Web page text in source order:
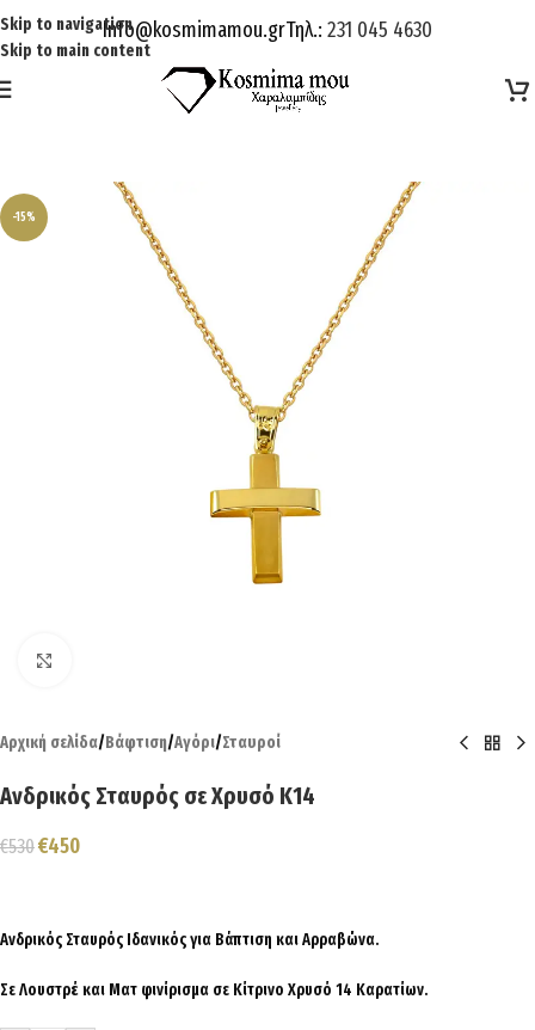
Skip to navigation
Skip to main content
Info@kosmimamou.grΤηλ.: 231 045 4630
-15%
Αρχική σελίδα/Βάφτιση/Αγόρι/Σταυροί
Ανδρικός Σταυρός σε Χρυσό Κ14
€530€450
Ανδρικός Σταυρός Ιδανικός για Βάπτιση και Αρραβώνα.
Σε Λουστρέ και Ματ φινίρισμα σε Κίτρινο Χρυσό 14 Καρατίων.